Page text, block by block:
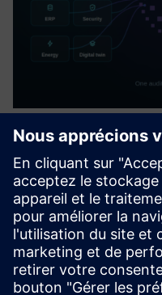
HALØ –
Orchestrator
Transformez les données
coordonnées. HALØ
de travail, les
dans une couche de
En savoir plus